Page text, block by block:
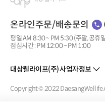
온라인주문/배송문의
평일 AM 8:30 ~ PM 5:30 (주말, 공휴
점심시간 : PM 12:00 ~ PM 1:00
대상웰라이프(주) 사업자정보
Copyright © 2022 DaesangWellife